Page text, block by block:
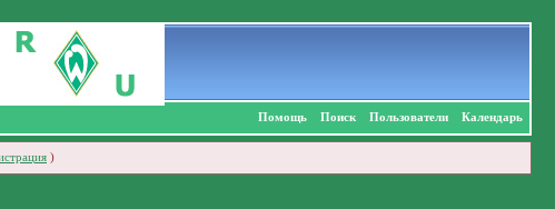
Помощь Поиск Пользователи Календарь
)